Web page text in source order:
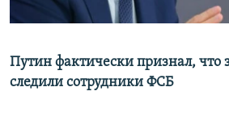
Все сайты Радио Азатутюн
Путин фактически признал, что
следили сотрудники ФСБ